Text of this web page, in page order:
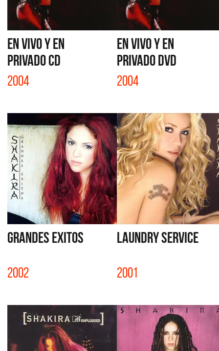
EN VIVO Y EN
PRIVADO CD
2004
EN VIVO Y EN
PRIVADO DVD
2004
GRANDES EXITOS
2002
LAUNDRY SERVICE
2001